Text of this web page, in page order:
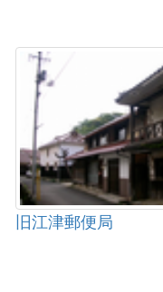
旧江津郵便局